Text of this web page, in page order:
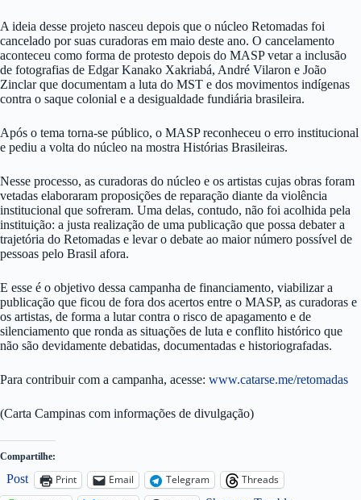
A ideia desse projeto nasceu depois que o núcleo Retomadas foi
cancelado por suas curadoras em maio deste ano. O cancelamento
aconteceu como forma de protesto depois do MASP vetar a inclusão
de fotografias de Edgar Kanako Xakriabá, André Vilaron e João
Zinclar que documentam a luta do MST e dos movimentos indígenas
contra o saque colonial e a desigualdade fundiária brasileira.
Após o tema torna-se público, o MASP reconheceu o erro institucional
e pediu a volta do núcleo na mostra Histórias Brasileiras.
Nesse processo, as curadoras do núcleo e os artistas cujas obras foram
vetadas elaboraram proposições de reparação diante da violência
institucional que sofreram. Uma delas, contudo, não foi acolhida pela
instituição: a justa realização de uma publicação que possa debater a
trajetória do Retomadas e levar o debate ao maior número possível de
pessoas pelo Brasil afora.
E esse é o objetivo dessa campanha de financiamento, viabilizar a
publicação que ficou de fora dos acertos entre o MASP, as curadoras e
os artistas, de forma a lutar contra o risco de apagamento e de
silenciamento que ronda as situações de luta e conflito histórico que
não são devidamente debatidas, documentadas e historiografadas.
Para contribuir com a campanha, acesse: www.catarse.me/retomadas
(Carta Campinas com informações de divulgação)
Compartilhe:
Post Print Email Telegram
Threads